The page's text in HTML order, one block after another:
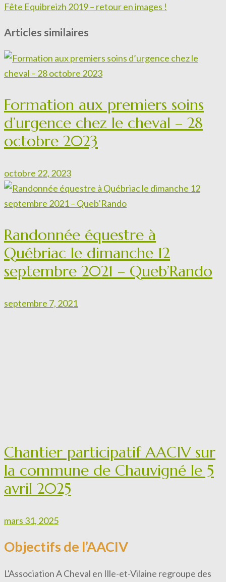
Fête Equibreizh 2019 – retour en images !
Articles similaires
Formation aux premiers soins
d’urgence chez le cheval – 28
octobre 2023
octobre 22, 2023
Randonnée équestre à
Québriac le dimanche 12
septembre 2021 – Queb’Rando
septembre 7, 2021
Chantier participatif AACIV sur
la commune de Chauvigné le 5
avril 2025
mars 31, 2025
Objectifs de l’AACIV
L'Association A Cheval en Ille-et-Vilaine regroupe des